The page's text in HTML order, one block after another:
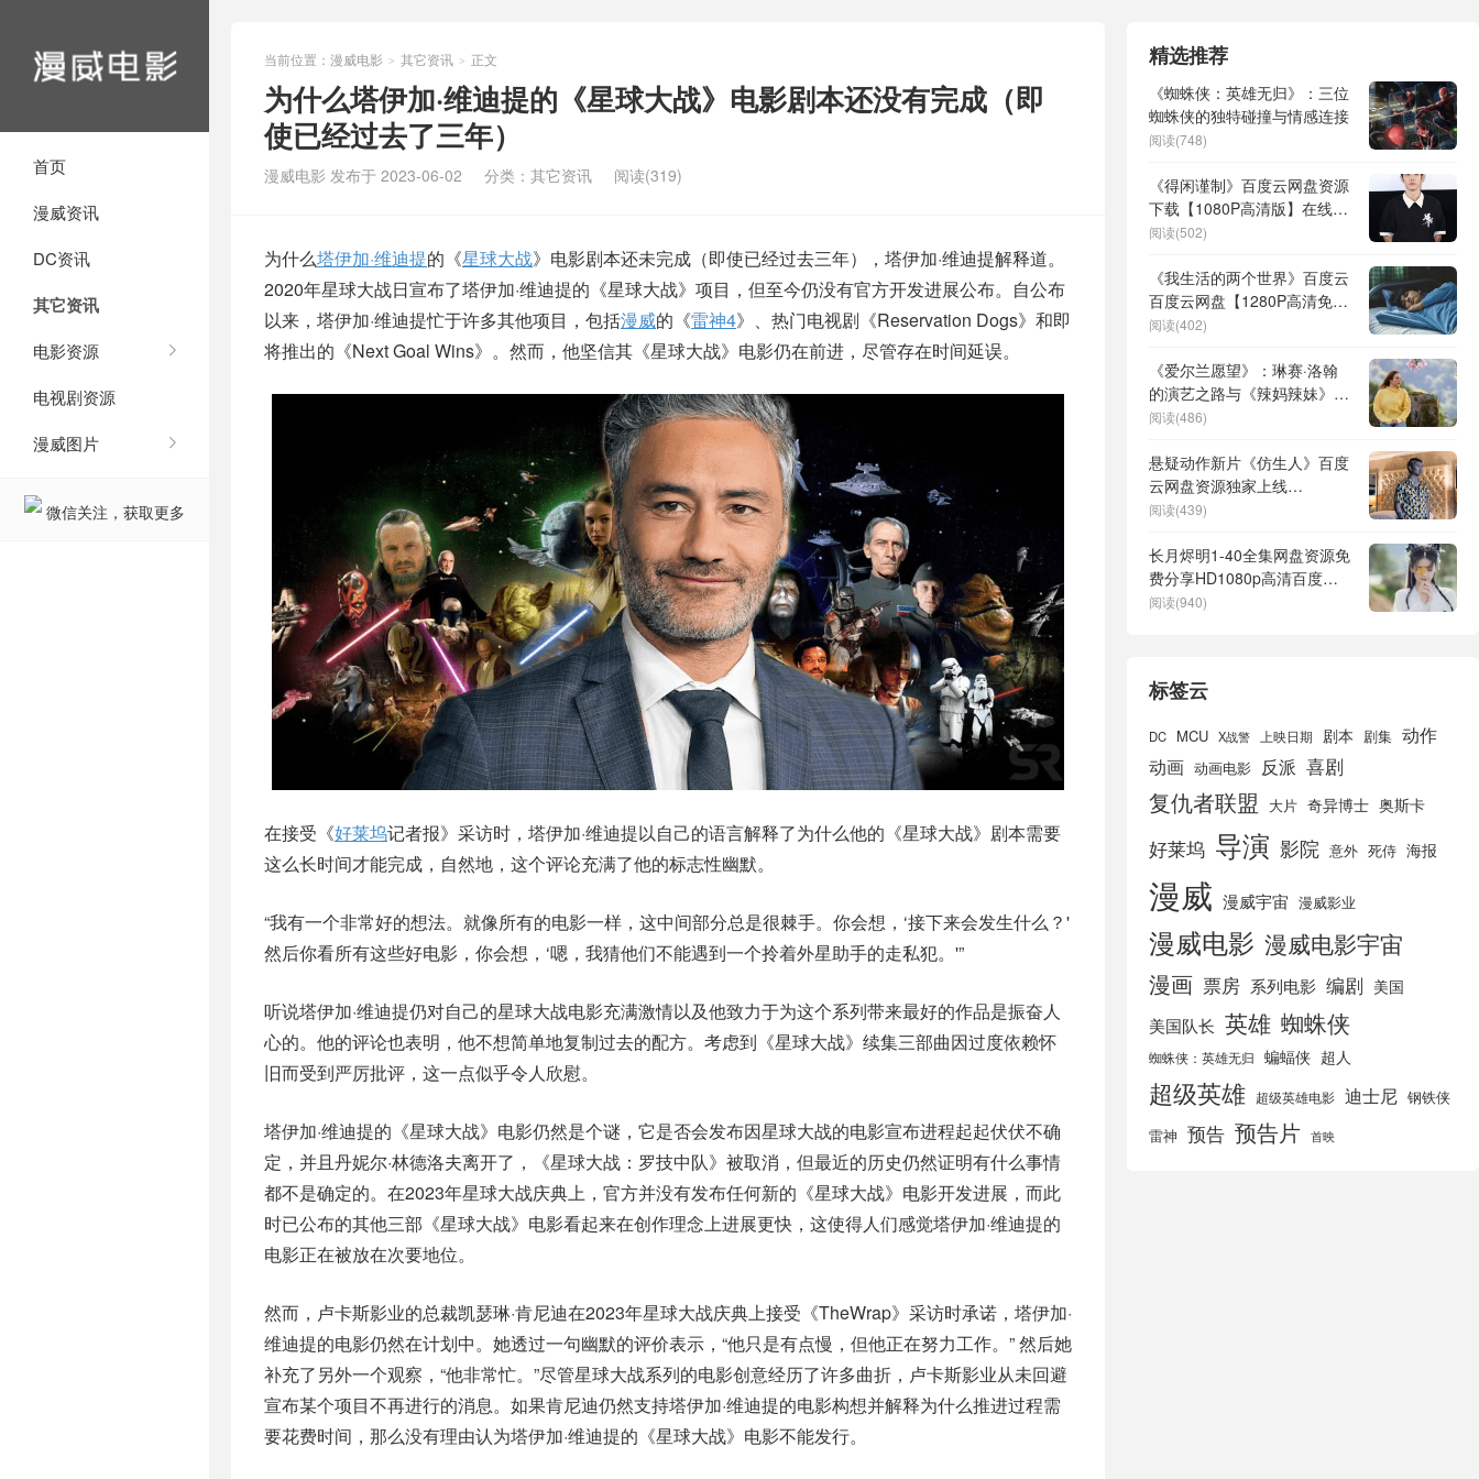
首页
漫威资讯
DC资讯
其它资讯
电影资源
电视剧资源
漫威图片
微信关注，获取更多
当前位置： 漫威电影 > 其它资讯 > 正文
为什么塔伊加·维迪提的《星球大战》电影剧本还没有完成（即
使已经过去了三年）
漫威电影 发布于 2023-06-02 分类： 其它资讯 阅读(319)
为什么塔伊加·维迪提的《星球大战》电影剧本还未完成（即使已经过去三年），塔伊加·维迪提解释道。
2020年星球大战日宣布了塔伊加·维迪提的《星球大战》项目，但至今仍没有官方开发进展公布。自公布
以来，塔伊加·维迪提忙于许多其他项目，包括漫威的《雷神4》、热门电视剧《Reservation Dogs》和即
将推出的《Next Goal Wins》。然而，他坚信其《星球大战》电影仍在前进，尽管存在时间延误。
在接受《好莱坞记者报》采访时，塔伊加·维迪提以自己的语言解释了为什么他的《星球大战》剧本需要
这么长时间才能完成，自然地，这个评论充满了他的标志性幽默。
“我有一个非常好的想法。就像所有的电影一样，这中间部分总是很棘手。你会想，‘接下来会发生什么？'
然后你看所有这些好电影，你会想，‘嗯，我猜他们不能遇到一个拎着外星助手的走私犯。'”
听说塔伊加·维迪提仍对自己的星球大战电影充满激情以及他致力于为这个系列带来最好的作品是振奋人
心的。他的评论也表明，他不想简单地复制过去的配方。考虑到《星球大战》续集三部曲因过度依赖怀
旧而受到严厉批评，这一点似乎令人欣慰。
塔伊加·维迪提的《星球大战》电影仍然是个谜，它是否会发布因星球大战的电影宣布进程起起伏伏不确
定，并且丹妮尔·林德洛夫离开了，《星球大战：罗技中队》被取消，但最近的历史仍然证明有什么事情
都不是确定的。在2023年星球大战庆典上，官方并没有发布任何新的《星球大战》电影开发进展，而此
时已公布的其他三部《星球大战》电影看起来在创作理念上进展更快，这使得人们感觉塔伊加·维迪提的
电影正在被放在次要地位。
然而，卢卡斯影业的总裁凯瑟琳·肯尼迪在2023年星球大战庆典上接受《TheWrap》采访时承诺，塔伊加·
维迪提的电影仍然在计划中。她透过一句幽默的评价表示，“他只是有点慢，但他正在努力工作。” 然后她
补充了另外一个观察，“他非常忙。”尽管星球大战系列的电影创意经历了许多曲折，卢卡斯影业从未回避
宣布某个项目不再进行的消息。如果肯尼迪仍然支持塔伊加·维迪提的电影构想并解释为什么推进过程需
要花费时间，那么没有理由认为塔伊加·维迪提的《星球大战》电影不能发行。
精选推荐
《蜘蛛侠：英雄无归》：三位
蜘蛛侠的独特碰撞与情感连接
阅读(748)
《得闲谨制》百度云网盘资源
下载【1080P高清版】在线观
看
阅读(502)
《我生活的两个世界》百度云
百度云网盘【1280P高清免
费】阿里云盘资源下载
阅读(402)
《爱尔兰愿望》：琳赛·洛翰
的演艺之路与《辣妈辣妹》的
巧妙联系
阅读(486)
悬疑动作新片《仿生人》百度
云网盘资源独家上线
【HD1080P/3.4G-MP4】阿
阅读(439)
长月烬明1-40全集网盘资源免
费分享HD1080p高清百度云
资源
阅读(940)
标签云
DC MCU X战警 上映日期 剧本 剧集 动作
动画 动画电影 反派 喜剧
复仇者联盟 大片 奇异博士 奥斯卡
好莱坞 导演 影院 意外 死侍 海报
漫威 漫威宇宙 漫威影业
漫威电影 漫威电影宇宙
漫画 票房 系列电影 编剧 美国
美国队长 英雄 蜘蛛侠
蜘蛛侠：英雄无归 蝙蝠侠 超人
超级英雄 超级英雄电影 迪士尼 钢铁侠
雷神 预告 预告片 首映